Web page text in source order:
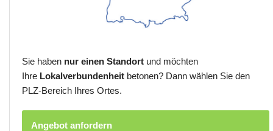
Sie haben nur einen Standort und möchten
Ihre Lokalverbundenheit betonen? Dann wählen Sie den
PLZ-Bereich Ihres Ortes.
Angebot anfordern